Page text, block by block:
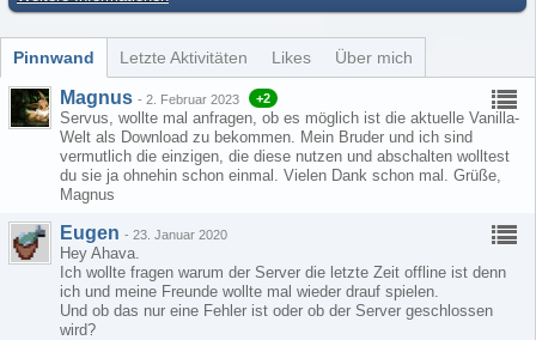
Pinnwand Letzte Aktivitäten Likes Über mich
Magnus - 2. Februar 2023 +2
Servus, wollte mal anfragen, ob es möglich ist die aktuelle Vanilla-
Welt als Download zu bekommen. Mein Bruder und ich sind
vermutlich die einzigen, die diese nutzen und abschalten wolltest
du sie ja ohnehin schon einmal. Vielen Dank schon mal. Grüße,
Magnus
Eugen - 23. Januar 2020
Hey Ahava.
Ich wollte fragen warum der Server die letzte Zeit offline ist denn
ich und meine Freunde wollte mal wieder drauf spielen.
Und ob das nur eine Fehler ist oder ob der Server geschlossen
wird?